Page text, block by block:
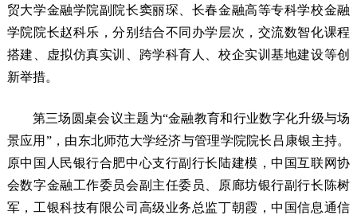
贸大学金融学院副院长窦丽琛、长春金融高等专科学校金融
学院院长赵科乐，分别结合不同办学层次，交流数智化课程
搭建、虚拟仿真实训、跨学科育人、校企实训基地建设等创
新举措。
第三场圆桌会议主题为“金融教育和行业数字化升级与场
景应用”，由东北师范大学经济与管理学院院长吕康银主持。
原中国人民银行合肥中心支行副行长陆建模，中国互联网协
会数字金融工作委员会副主任委员、原廊坊银行副行长陈树
军，工银科技有限公司高级业务总监丁朝霞，中国信息通信